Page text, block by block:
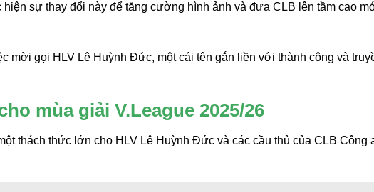
sự thay đổi này để tăng cường hình ảnh và đưa CLB lên tầm cao
mời gọi HLV Lê Huỳnh Đức, một cái tên gắn liền với thành công và
mùa giải V.League 2025/26
thách thức lớn cho HLV Lê Huỳnh Đức và các cầu thủ của CLB Công